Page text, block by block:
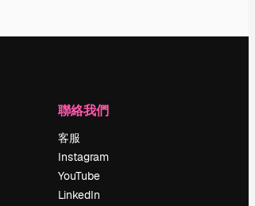
聯絡我們
客服
Instagram
YouTube
LinkedIn